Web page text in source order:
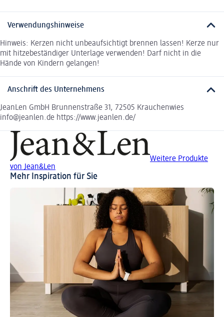
Verwendungshinweise
Hinweis: Kerzen nicht unbeaufsichtigt brennen lassen! Kerze nur
mit hitzebeständiger Unterlage verwenden! Darf nicht in die
Hände von Kindern gelangen!
Anschrift des Unternehmens
JeanLen GmbH Brunnenstraße 31, 72505 Krauchenwies
info@jeanlen.de https://www.jeanlen.de/
Weitere Produkte
von Jean&Len
Mehr Inspiration für Sie